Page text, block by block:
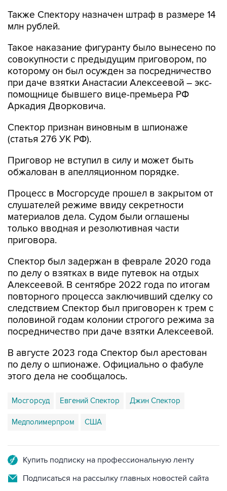
Также Спектору назначен штраф в размере 14
млн рублей.
Такое наказание фигуранту было вынесено по
совокупности с предыдущим приговором, по
которому он был осужден за посредничество
при даче взятки Анастасии Алексеевой – экс-
помощнице бывшего вице-премьера РФ
Аркадия Дворковича.
Спектор признан виновным в шпионаже
(статья 276 УК РФ).
Приговор не вступил в силу и может быть
обжалован в апелляционном порядке.
Процесс в Мосгорсуде прошел в закрытом от
слушателей режиме ввиду секретности
материалов дела. Судом были оглашены
только вводная и резолютивная части
приговора.
Спектор был задержан в феврале 2020 года
по делу о взятках в виде путевок на отдых
Алексеевой. В сентябре 2022 года по итогам
повторного процесса заключивший сделку со
следствием Спектор был приговорен к трем с
половиной годам колонии строгого режима за
посредничество при даче взятки Алексеевой.
В августе 2023 года Спектор был арестован
по делу о шпионаже. Официально о фабуле
этого дела не сообщалось.
Мосгорсуд Евгений Спектор Джин Спектор
Медполимерпром США
Купить подписку на профессиональную ленту
Подписаться на рассылку главных новостей сайта